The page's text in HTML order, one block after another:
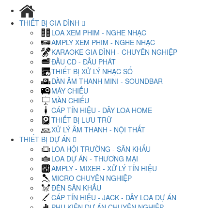
THIẾT BỊ GIA ĐÌNH
LOA XEM PHIM - NGHE NHẠC
AMPLY XEM PHIM - NGHE NHẠC
KARAOKE GIA ĐÌNH - CHUYÊN NGHIỆP
ĐẦU CD - ĐẦU PHÁT
THIẾT BỊ XỬ LÝ NHẠC SỐ
DÀN ÂM THANH MINI - SOUNDBAR
MÁY CHIẾU
MÀN CHIẾU
CÁP TÍN HIỆU - DÂY LOA HOME
THIẾT BỊ LƯU TRỮ
XỬ LÝ ÂM THANH - NỘI THẤT
THIẾT BỊ DỰ ÁN
LOA HỘI TRƯỜNG - SÂN KHẤU
LOA DỰ ÁN - THƯƠNG MẠI
AMPLY - MIXER - XỬ LÝ TÍN HIỆU
MICRO CHUYÊN NGHIỆP
ĐÈN SÂN KHẤU
CÁP TÍN HIỆU - JACK - DÂY LOA DỰ ÁN